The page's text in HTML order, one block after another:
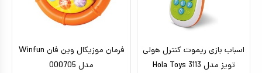
کیف و کوله پشتی
اسباب بازی مشاغل
اسباب بازی ریموت کنترل هولی
تویز مدل 3113 Hola Toys
فرمان موزیکال وین فان Winfun
مدل 000705